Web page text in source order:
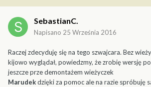
SebastianC.
Napisano 25 Września 2016
Raczej zdecyduję się na tego szwajcara. Bez
kijowo wyglądał, powiedzmy, że zrobię wersję
jeszcze prze demontażem wieżyczek
Marudekdzięki za pomoc ale na razie spróbuję